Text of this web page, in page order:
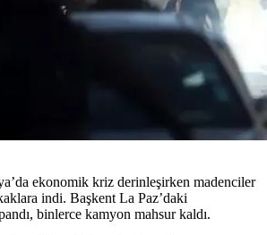
ekonomik kriz derinleşirken madenciler
indi. Başkent La Paz’daki
binlerce kamyon mahsur kaldı.